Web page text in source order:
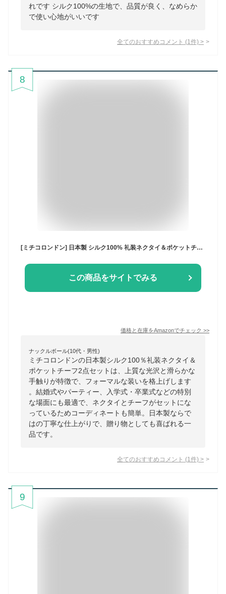
れです シルク100%の生地で、品質が良く、なめらか
で使い心地がいいです
全てのおすすめコメント (1 件) >
8
[ミチコロンドン] 日本製 シルク100% 礼装ネクタイ＆ポケットチーフ 2点セット M-CPN-SET-173
この商品をサイトでみる
価格と在庫をAmazonでチェック >>
ナックルボール(10代・男性)
ミチコロンドンの日本製シルク100％礼装ネクタイ＆
ポケットチーフ2点セットは、上質な光沢と滑らかな
手触りが特徴で、フォーマルな装いを格上げします
。結婚式やパーティー、入学式・卒業式などの特別
な場面にも最適で、ネクタイとチーフがセットにな
っているためコーディネートも簡単。日本製ならで
はの丁寧な仕上がりで、贈り物としても喜ばれる一
品です。
全てのおすすめコメント (1 件) >
9